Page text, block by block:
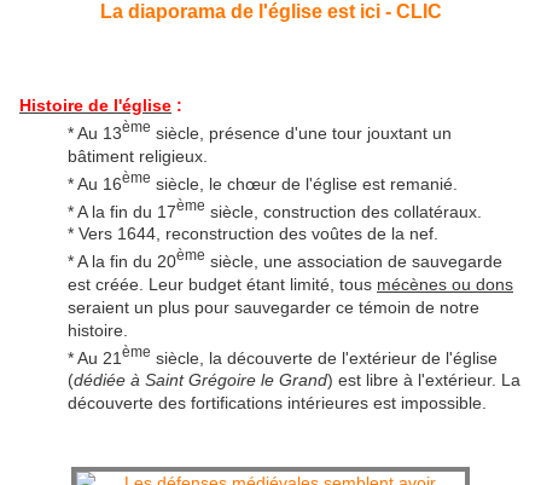
La diaporama de l'église est ici - CLIC
Histoire de l'église :
* Au 13ème siècle, présence d'une tour jouxtant un
bâtiment religieux.
* Au 16ème siècle, le chœur de l'église est remanié.
* A la fin du 17ème siècle, construction des collatéraux.
* Vers 1644, reconstruction des voûtes de la nef.
* A la fin du 20ème siècle, une association de sauvegarde
est créée. Leur budget étant limité, tous mécènes ou dons
seraient un plus pour sauvegarder ce témoin de notre
histoire.
* Au 21 ème siècle, la découverte de l'extérieur de l'église
(dédiée à Saint Grégoire le Grand) est libre à l'extérieur. La
découverte des fortifications intérieures est impossible.